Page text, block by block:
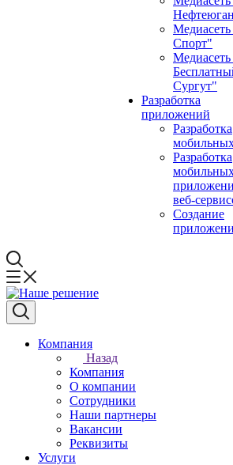
Спорт"
Сургут"
Разработка
приложений
Разработка
Разработка
веб-
Создание
Компания
Назад
Компания
О компании
Сотрудники
Наши партнеры
Вакансии
Реквизиты
Услуги